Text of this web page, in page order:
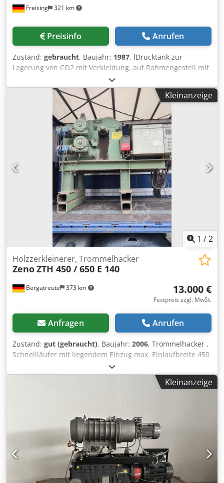
Freising 321 km
Preisinfo Anrufen
Zustand: gebraucht, Baujahr: 1987, lDrucktank zur
Lagerung von CO2 mit Verkleidung, auf Rahmengestell mit
Ventilator und Schaltschrank. Maschine (Zusatz): liegender
Hochdrucktank mit Verkleidung Bruttovolumen: 31000 l
Max. Betriebsüberdruck: 22 bar Dsdjzizppepfx Adkokr Lage
/ Position: auf Rahmengestell liegend Basiskonstruktion:
zylindrischer Tank mit Klöpperböden Ausstattung:
Verkleidung; Manometer; Ventilator; Schaltschrank
Kleinanzeige
1 /2
Bergatreute 373 km
Holzzerkleinerer, Trommelhacker
ZenoZTH 450 / 650 E 140
13.000 €
Festpreis zzgl. MwSt.
Anfragen Anrufen
Zustand: gut (gebraucht), Baujahr: 2006, Trommelhacker ,
Schnellläufer mit liegendem Einzug max. Einlaufbreite 450
mm max. Einlaufhöhe 140 mm Dksdpeu Rl Ruofx Adker
Motor 75 kw mit Frequenzumformer für variable Drehzahl
Kleinanzeige